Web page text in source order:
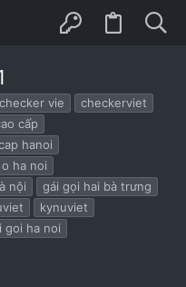
checker vie
checkerviet
cấp
hanoi
ha noi
nội
gái gọi hai bà trưng
kynuviet
goi ha noi